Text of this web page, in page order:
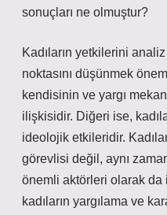
sonuçları ne olmuştur?
Kadıların yetkilerini
noktasını düşünmek
kendisinin ve yargı
ilişkisidir. Diğeri ise,
ideolojik etkileridir.
görevlisi değil, aynı
önemli aktörleri olarak da
kadıların yargılama ve